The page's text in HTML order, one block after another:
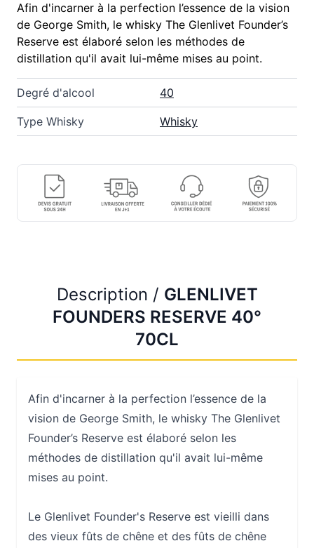
Afin d'incarner à la perfection l’essence de la vision
de George Smith, le whisky The Glenlivet Founder’s
Reserve est élaboré selon les méthodes de
distillation qu'il avait lui-même mises au point.
Degré d'alcool 40
Type Whisky Whisky
Description / GLENLIVET
FOUNDERS RESERVE 40°
70CL
Afin d'incarner à la perfection l’essence de la
vision de George Smith, le whisky The Glenlivet
Founder’s Reserve est élaboré selon les
méthodes de distillation qu'il avait lui-même
mises au point.
Le Glenlivet Founder's Reserve est vieilli dans
des vieux fûts de chêne et des fûts de chêne